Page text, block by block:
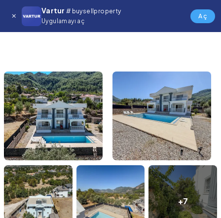
Vartur # buysellproperty
Uygulamayı aç
Aç
+7